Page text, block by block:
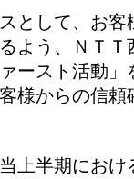
として、お客
よう、ＮＴＴ
ースト活動」
様からの信頼
上半期におけ